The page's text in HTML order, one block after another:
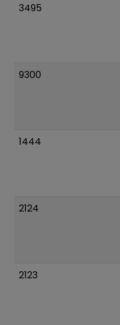
3495
9300
1444
2124
2123